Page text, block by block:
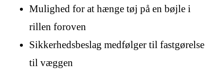
Mulighed for at hænge tøj på en bøjle i
rillen foroven
Sikkerhedsbeslag medfølger til fastgørelse
til væggen